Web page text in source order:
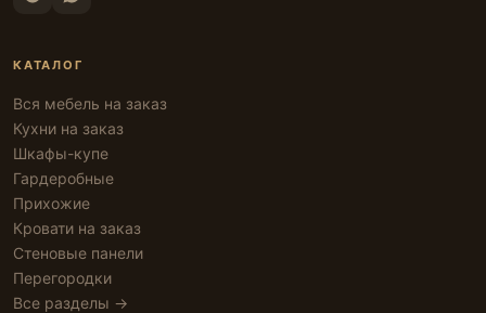
КАТАЛОГ
Вся мебель на заказ
Кухни на заказ
Шкафы-купе
Гардеробные
Прихожие
Кровати на заказ
Стеновые панели
Перегородки
Все разделы →